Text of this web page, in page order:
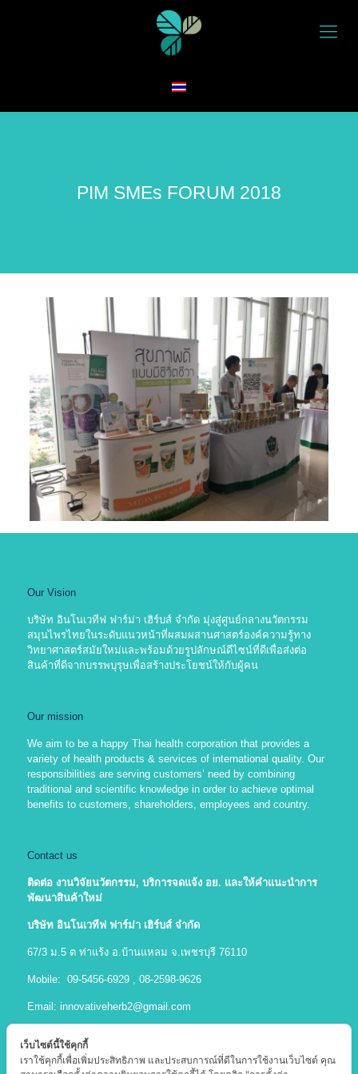
PIM SMEs FORUM 2018
Our Vision
บริษัท อินโนเวทีฟ ฟาร์ม่า เฮิร์บส์ จำกัด มุ่งสู่ศูนย์กลางนวัตกรรม
สมุนไพรไทยในระดับแนวหน้าที่ผสมผสานศาสตร์องค์ความรู้ทาง
วิทยาศาสตร์สมัยใหม่และพร้อมด้วยรูปลักษณ์ดีไซน์ที่ดีเพื่อส่งต่อ
สินค้าที่ดีจากบรรพบุรุษเพื่อสร้างประโยชน์ให้กับผู้คน
Our mission
We aim to be a happy Thai health corporation that provides a
variety of health products & services of international quality. Our
responsibilities are serving customers’ need by combining
traditional and scientific knowledge in order to achieve optimal
benefits to customers, shareholders, employees and country.
Contact us
ติดต่อ งานวิจัยนวัตกรรม, บริการจดแจ้ง อย. และให้คำแนะนำการ
พัฒนาสินค้าใหม่
บริษัท อินโนเวทีฟ ฟาร์ม่า เฮิร์บส์ จำกัด
67/3 ม.5 ต ท่าแร้ง อ.บ้านแหลม จ.เพชรบุรี 76110
Mobile: 09-5456-6929 , 08-2598-9626
Email: innovativeherb2@gmail.com
เว็บไซต์นี้ใช้คุกกี้
เราใช้คุกกี้เพื่อเพิ่มประสิทธิภาพ และประสบการณ์ที่ดีในการใช้งานเว็บไซต์ คุณ